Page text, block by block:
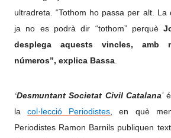
ultradreta. “Tothom ho passa per alt.
ja no es podrà dir “tothom” perquè
desplega aquests vincles, amb
números”, explica Bassa
‘Desmuntant Societat Civil Catalana’
lacol·lecció Periodistes , en què
Periodistes Ramon Barnils publiquen